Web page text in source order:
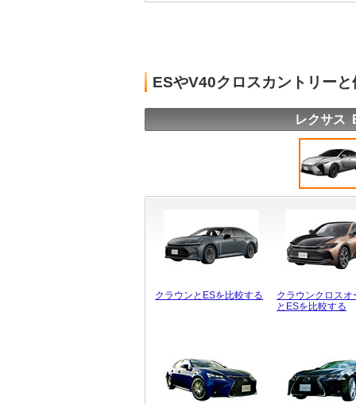
ESやV40クロスカントリー
レクサス
クラウンとESを比較する
クラウンクロスオ
とESを比較する